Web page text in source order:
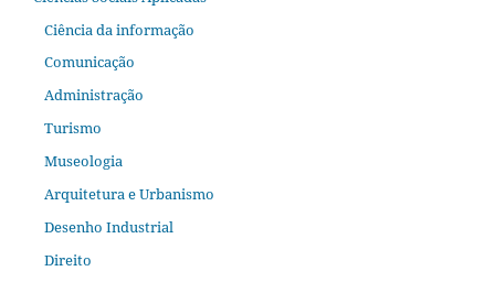
Ciência da informação
Comunicação
Administração
Turismo
Museologia
Arquitetura e Urbanismo
Desenho Industrial
Direito